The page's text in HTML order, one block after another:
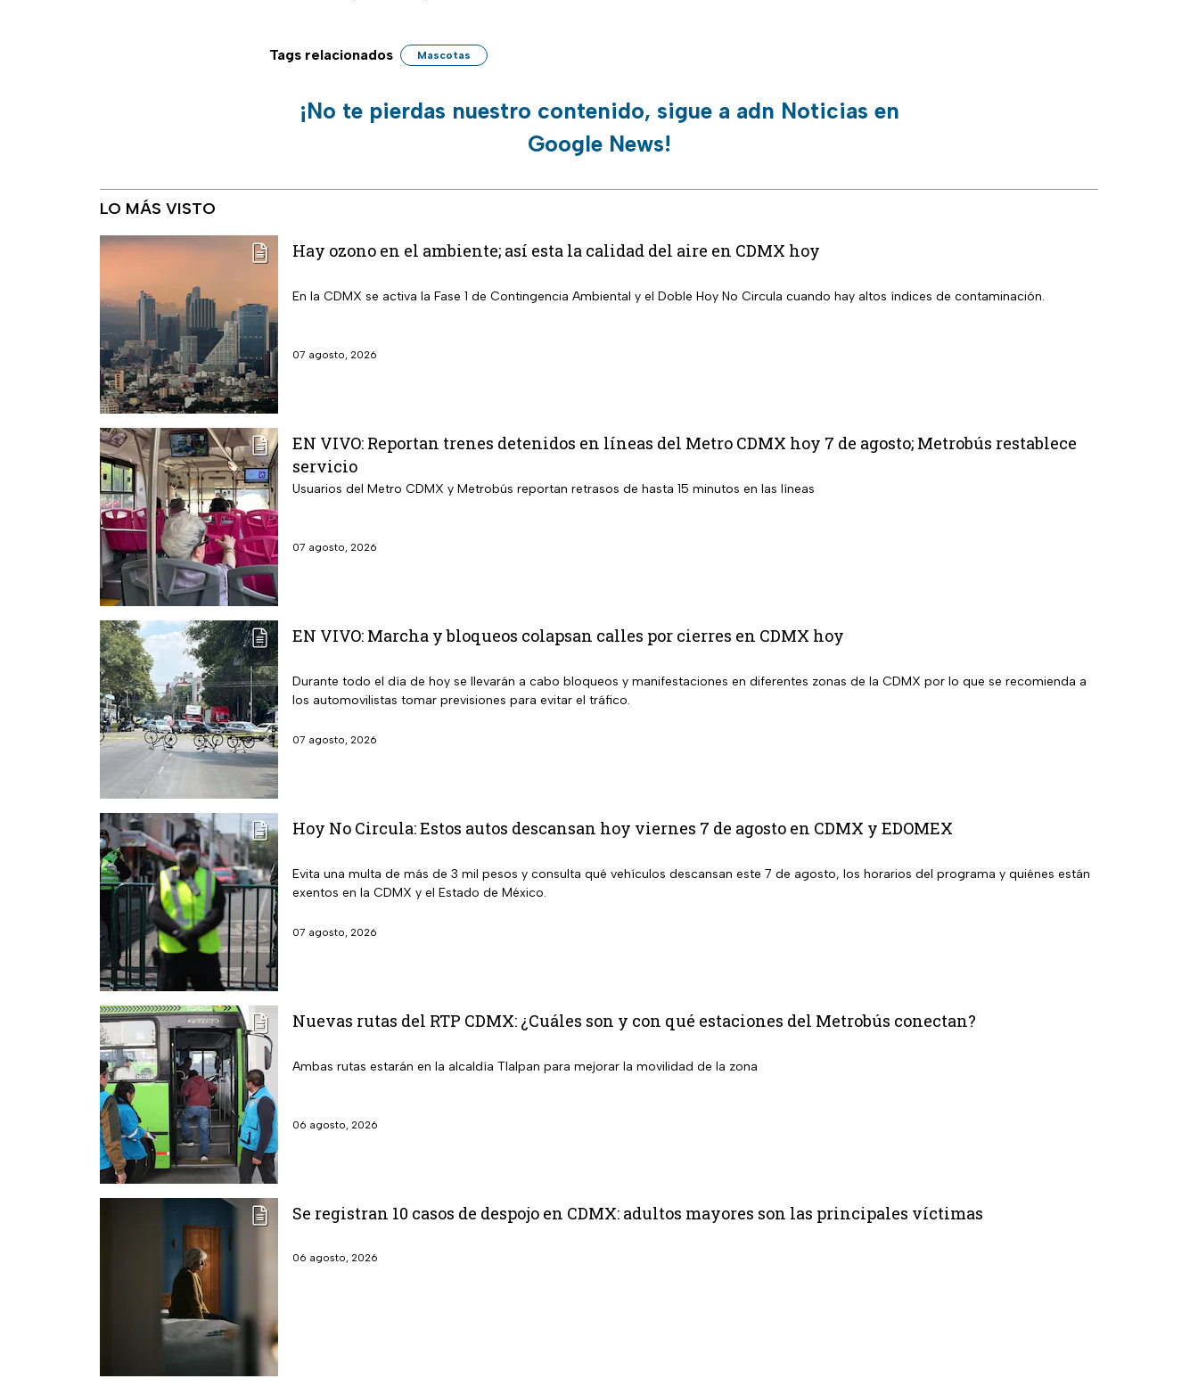
Tags relacionados Mascotas
¡No te pierdas nuestro contenido, sigue a adn Noticias en
Google News!
LO MÁS VISTO
Hay ozono en el ambiente; así esta la calidad del aire en CDMX hoy
En la CDMX se activa la Fase 1 de Contingencia Ambiental y el Doble Hoy No Circula cuando hay altos índices de contaminación.
07 agosto, 2026
EN VIVO: Reportan trenes detenidos en líneas del Metro CDMX hoy 7 de agosto; Metrobús restablece
servicio
Usuarios del Metro CDMX y Metrobús reportan retrasos de hasta 15 minutos en las líneas
07 agosto, 2026
EN VIVO: Marcha y bloqueos colapsan calles por cierres en CDMX hoy
Durante todo el día de hoy se llevarán a cabo bloqueos y manifestaciones en diferentes zonas de la CDMX por lo que se recomienda a
los automovilistas tomar previsiones para evitar el tráfico.
07 agosto, 2026
Hoy No Circula: Estos autos descansan hoy viernes 7 de agosto en CDMX y EDOMEX
Evita una multa de más de 3 mil pesos y consulta qué vehículos descansan este 7 de agosto, los horarios del programa y quiénes están
exentos en la CDMX y el Estado de México.
07 agosto, 2026
Nuevas rutas del RTP CDMX: ¿Cuáles son y con qué estaciones del Metrobús conectan?
Ambas rutas estarán en la alcaldía Tlalpan para mejorar la movilidad de la zona
06 agosto, 2026
Se registran 10 casos de despojo en CDMX: adultos mayores son las principales víctimas
06 agosto, 2026